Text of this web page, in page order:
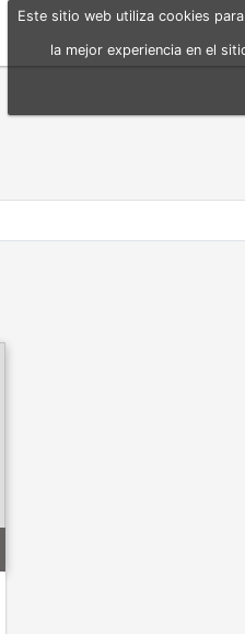
Este sitio web utiliza cookies
la mejor experiencia en el